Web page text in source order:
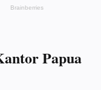
Papua